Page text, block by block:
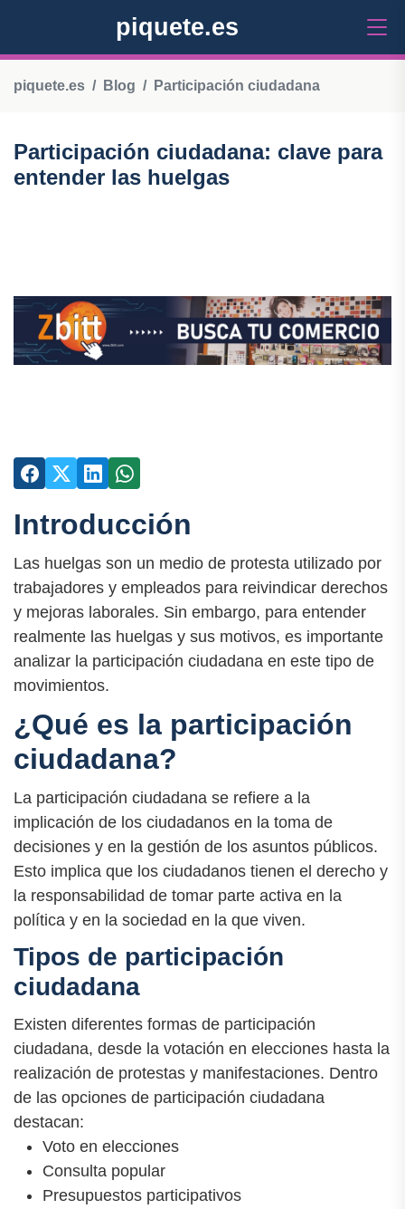
piquete.es
piquete.es Blog Participación ciudadana
Participación ciudadana: clave para
entender las huelgas
Introducción
Las huelgas son un medio de protesta utilizado por
trabajadores y empleados para reivindicar derechos
y mejoras laborales. Sin embargo, para entender
realmente las huelgas y sus motivos, es importante
analizar la participación ciudadana en este tipo de
movimientos.
¿Qué es la participación
ciudadana?
La participación ciudadana se refiere a la
implicación de los ciudadanos en la toma de
decisiones y en la gestión de los asuntos públicos.
Esto implica que los ciudadanos tienen el derecho y
la responsabilidad de tomar parte activa en la
política y en la sociedad en la que viven.
Tipos de participación
ciudadana
Existen diferentes formas de participación
ciudadana, desde la votación en elecciones hasta la
realización de protestas y manifestaciones. Dentro
de las opciones de participación ciudadana
destacan:
Voto en elecciones
Consulta popular
Presupuestos participativos